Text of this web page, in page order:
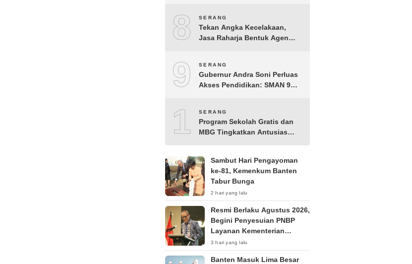
Hasil Terbaik
8 SERANG
Tekan Angka Kecelakaan,
Jasa Raharja Bentuk Agen
Taktakan
9 SERANG
Gubernur Andra Soni Perluas
Akses Pendidikan: SMAN 9
10SERANG
Program Sekolah Gratis dan
MBG Tingkatkan Antusias
Sambut Hari Pengayoman
ke-81, Kemenkum Banten
Tabur Bunga
2 hari yang lalu
Resmi Berlaku Agustus 2026,
Begini Penyesuian PNBP
Layanan Kementerian
Hukum
3 hari yang lalu
Banten Masuk Lima Besar